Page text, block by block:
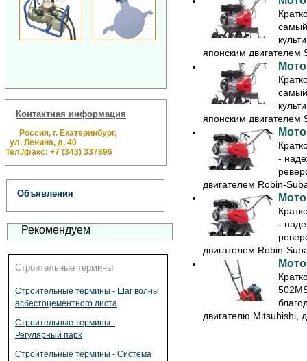
Контактная информация
Россия, г. Екатеринбург,
ул. Ленина, д. 40
Тел./факс: +7 (343) 337896
Объявления
Рекомендуем
Строительные термины
Строительные термины - Шаг волны
асбестоцементного листа
Строительные термины -
Регулярный парк
Строительные термины - Система
японским двигателем
японским двигателем
-
двигателем Robin-
-
двигателем Robin-
двигателю Mitsubishi,